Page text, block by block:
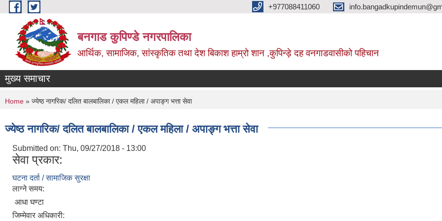
Skip to main content +977088411060
बनगाड कुपिण्डे नगरपालिका
आर्थिक, सामाजिक, सांस्कृतिक तथा देश बिकाश हाम्रो शान ,कुपिन्ड़े दह वनगाडवासीको पहिचान
मुख्य समाचार
You are here
Home » ज्येष्ठ नागरिक/ दलित बालबालिका / एकल महिला / अपाङ्ग भत्ता सेवा
ज्येष्ठ नागरिक/ दलित बालबालिका / एकल महिला / अपाङ्ग भत्ता सेवा
Submitted on: Thu, 09/27/2018 - 13:00
सेवा प्रकार:
घटना दर्ता / सामाजिक सुरक्षा
लाग्ने समय:
आधा घण्टा
जिम्मेवार अधिकारी: